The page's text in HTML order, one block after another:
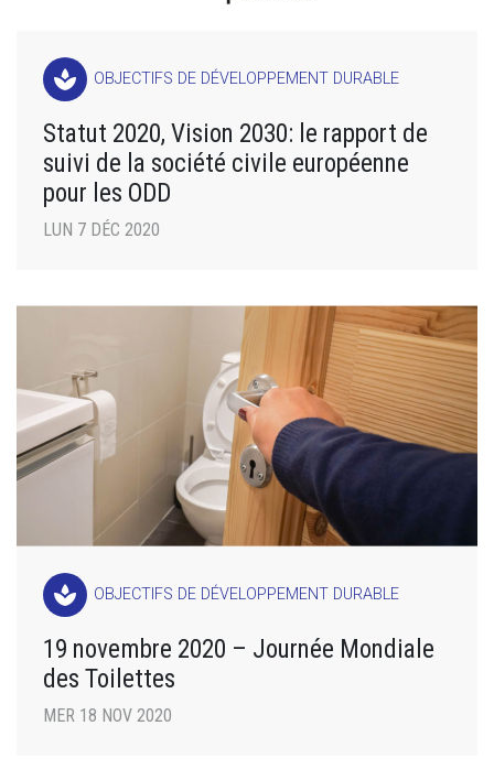
spa OBJECTIFS DE DÉVELOPPEMENT DURABLE
Statut 2020, Vision 2030: le rapport de
suivi de la société civile européenne
pour les ODD
LUN 7 DÉC 2020
spa OBJECTIFS DE DÉVELOPPEMENT DURABLE
19 novembre 2020 – Journée Mondiale
des Toilettes
MER 18 NOV 2020